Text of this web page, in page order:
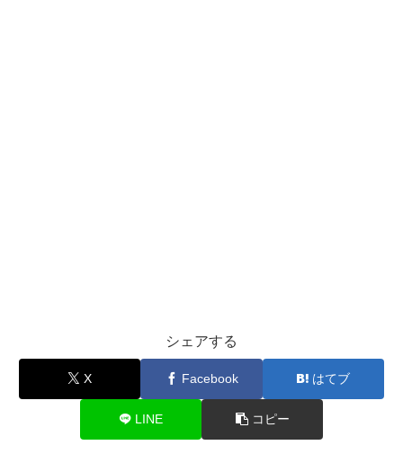
シェアする
X Facebook はてブ
LINE コピー